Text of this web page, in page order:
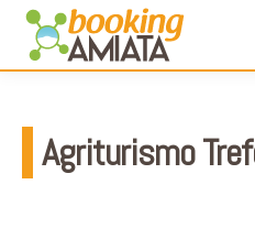
Agriturismo